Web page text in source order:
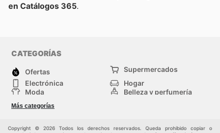
en Catálogos 365.
CATEGORÍAS
Ofertas
Supermercados
Electrónica
Hogar
Moda
Belleza y perfumería
Deporte
Más categorías
Copyright © 2026 Todos los derechos reservados. Queda prohibido copiar o